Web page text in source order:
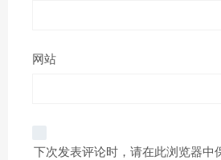
网站
下次发表评论时，请在此浏览器中